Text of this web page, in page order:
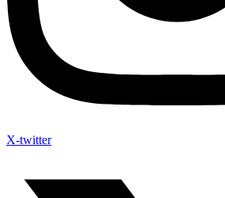
X-twitter